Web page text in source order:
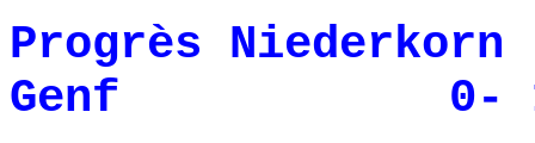
Progrès
Genf 0- 1